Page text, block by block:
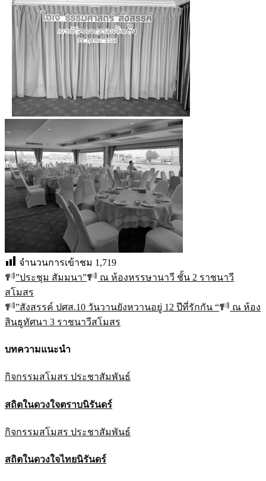
จำนวนการเข้าชม 1,719
แนะแนว
เรื่อง
”ประชุม สัมมนา”
ณ ห้องหรรษานาวี ชั้น 2 ราชนาวี
สโมสร
”สังสรรค์ ปศส.10 วันวานยังหวานอยู่ 12 ปีที่รักกัน “
ณ ห้อง
สินธูทัศนา 3 ราชนาวีสโมสร
บทความแนะนำ
กิจกรรมสโมสร ประชาสัมพันธ์
สถิตในดวงใจตราบนิรันดร์
กิจกรรมสโมสร ประชาสัมพันธ์
สถิตในดวงใจไทยนิรันดร์